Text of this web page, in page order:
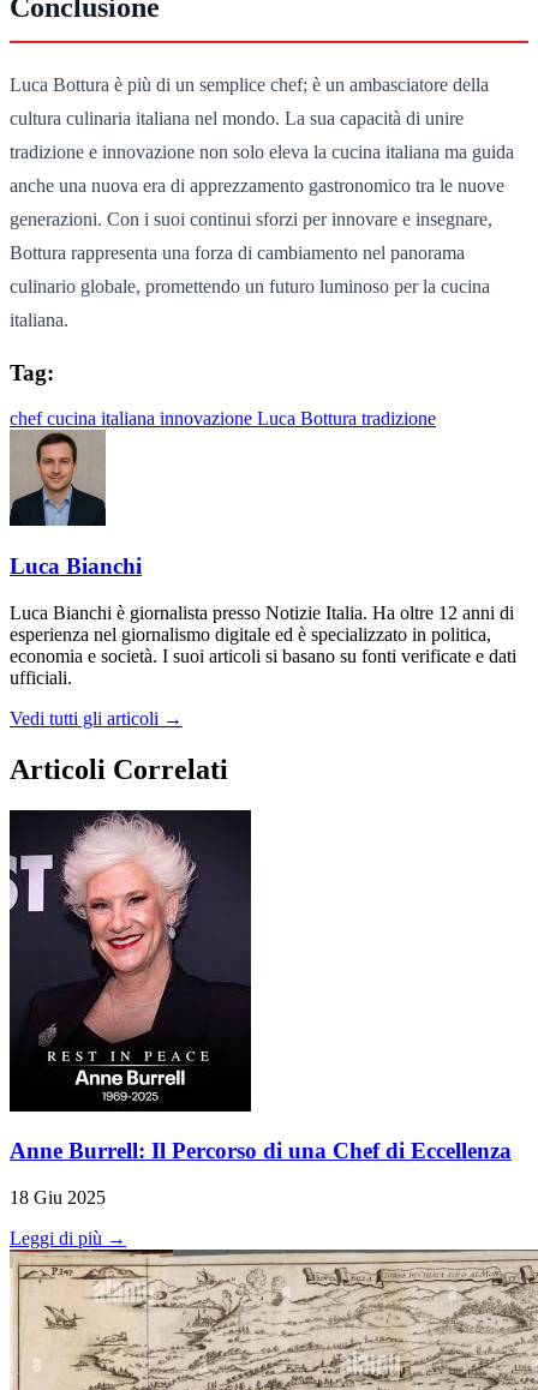
Conclusione
Luca Bottura è più di un semplice chef; è un ambasciatore della
cultura culinaria italiana nel mondo. La sua capacità di unire
tradizione e innovazione non solo eleva la cucina italiana ma guida
anche una nuova era di apprezzamento gastronomico tra le nuove
generazioni. Con i suoi continui sforzi per innovare e insegnare,
Bottura rappresenta una forza di cambiamento nel panorama
culinario globale, promettendo un futuro luminoso per la cucina
italiana.
Tag:
chefcucina italiana innovazione Luca Bottura tradizione
Luca Bianchi
Luca Bianchi è giornalista presso Notizie Italia. Ha oltre 12 anni di
esperienza nel giornalismo digitale ed è specializzato in politica,
economia e società. I suoi articoli si basano su fonti verificate e dati
ufficiali.
Vedi tutti gli articoli →
Articoli Correlati
Anne Burrell: Il Percorso di una Chef di Eccellenza
18 Giu 2025
Leggi di più →